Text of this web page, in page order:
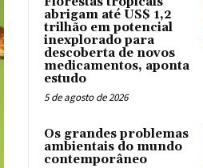
abrigam até US$ 1,2
trilhão em potencial
inexplorado para
descoberta de novos
medicamentos, aponta
estudo
5 de agosto de 2026
Os grandes problemas
ambientais do mundo
contemporâneo